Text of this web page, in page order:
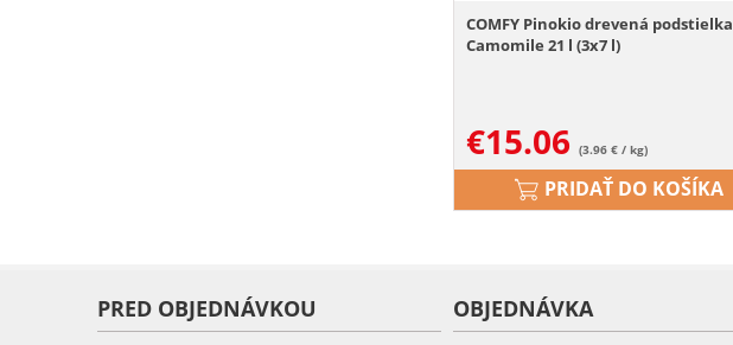
COMFY Pinokio drevená podstielka
Camomile 21 l (3x7 l)
€15.06 (3.96 € / kg)
PRIDAŤ DO KOŠÍKA
PRED OBJEDNÁVKOU OBJEDNÁVKA